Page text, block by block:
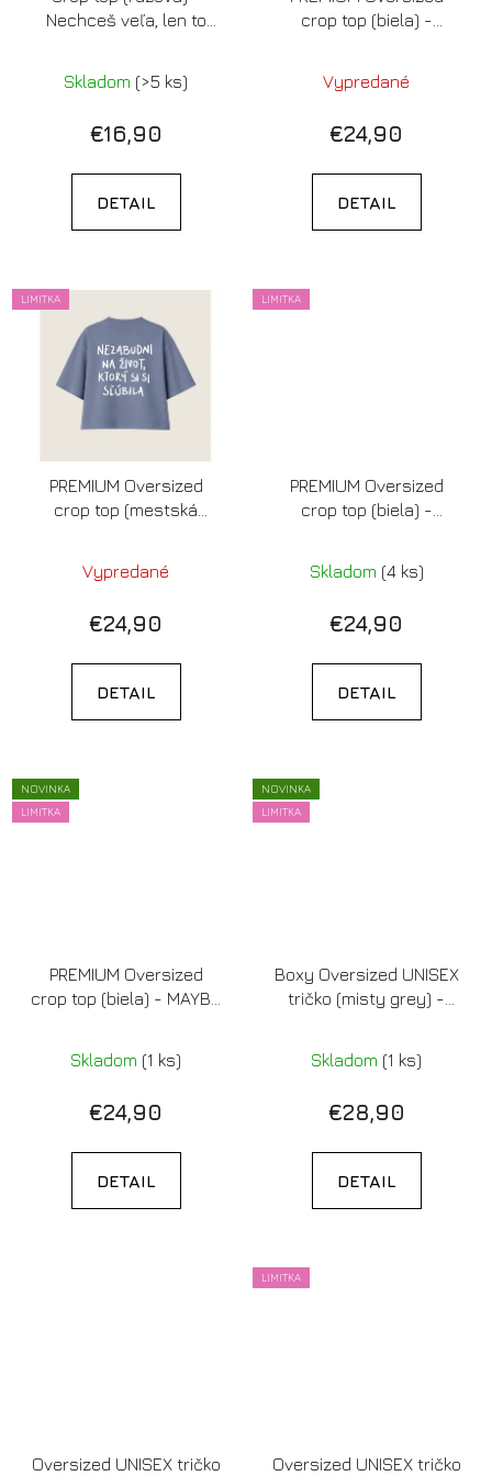
Nechceš veľa, len to
Skladom (>5 ks)
€16,90
DETAIL
crop top (biela) -
(Limitovaná edícia)
Vypredané
€24,90
DETAIL
LIMITKA
PREMIUM Oversized
crop top (mestská
(Limitovaná edícia)
Vypredané
€24,90
DETAIL
LIMITKA
PREMIUM Oversized
crop top (biela) -
pointa celého života
Skladom (4 ks)
€24,90
DETAIL
NOVINKA
LIMITKA
PREMIUM Oversized
crop top (biela) - MAYBE
Skladom (1 ks)
€24,90
DETAIL
NOVINKA
LIMITKA
Boxy Oversized UNISEX
tričko (misty grey) -
Skladom (1 ks)
€28,90
DETAIL
Oversized UNISEX tričko
LIMITKA
Oversized UNISEX tričko